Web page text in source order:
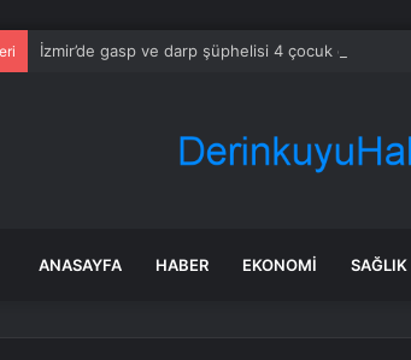
İzmir’de gasp ve darp şüphelisi 4 çocuk gözaltına
ANASAYFA HABER EKONOMI SAĞLIK